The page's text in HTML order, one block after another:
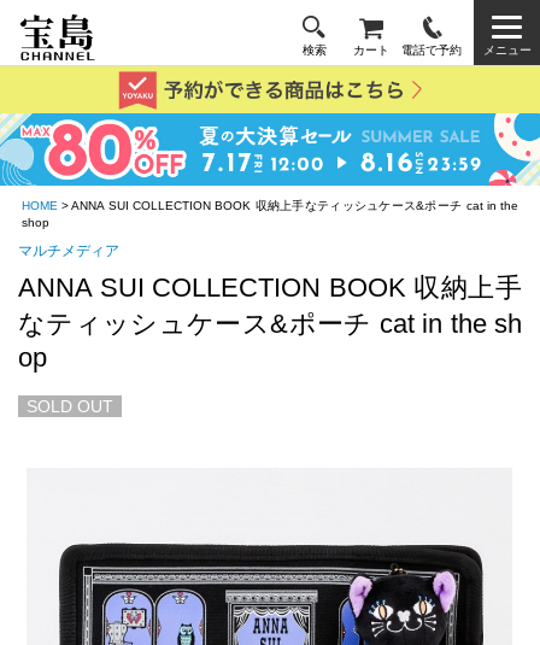
検索 カート 電話で予約 メニュー
HOME > ANNA SUI COLLECTION BOOK 収納上手なティッシュケース&ポーチ cat in the
shop
マルチメディア
ANNA SUI COLLECTION BOOK 収納上手
なティッシュケース&ポーチ cat in the sh
op
SOLD OUT